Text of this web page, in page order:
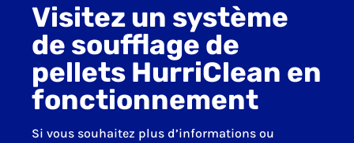
Visitez un système
de soufflage de
pellets HurriClean en
fonctionnement
Si vous souhaitez plus d’informations ou